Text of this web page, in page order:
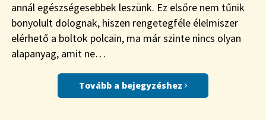
annál egészségesebbek leszünk. Ez elsőre nem tűnik
bonyolult dolognak, hiszen rengetegféle élelmiszer
elérhető a boltok polcain, ma már szinte nincs olyan
alapanyag, amit ne…
Tovább a bejegyzéshez